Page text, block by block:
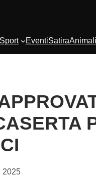
Sport EventiSatiraAnimali
2025